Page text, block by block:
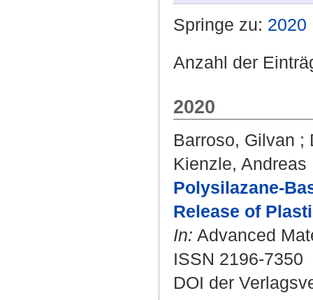
Springe zu: 2020
Anzahl der
2020
Barroso, Gilvan ;
Kienzle, Andreas
Polysilazane-
Release of
In: Advanced
ISSN 2196-7350
DOI der